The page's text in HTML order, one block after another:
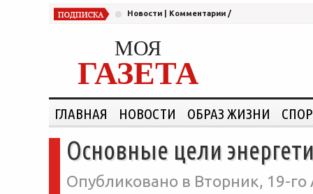
Новости Комментарии /
МОЯ
ГАЗЕТА
ГЛАВНАЯ НОВОСТИ ОБРАЗ ЖИЗНИ
Основные цели
Опубликовано в Вторник, 19-го